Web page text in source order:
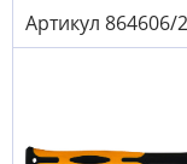
Артикул 864606/